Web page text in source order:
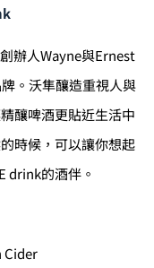
辦人Wayne與Ernest
。沃隼釀造重視人與
釀啤酒更貼近生活中
時候，可以讓你想起
drink的酒伴。
Cider